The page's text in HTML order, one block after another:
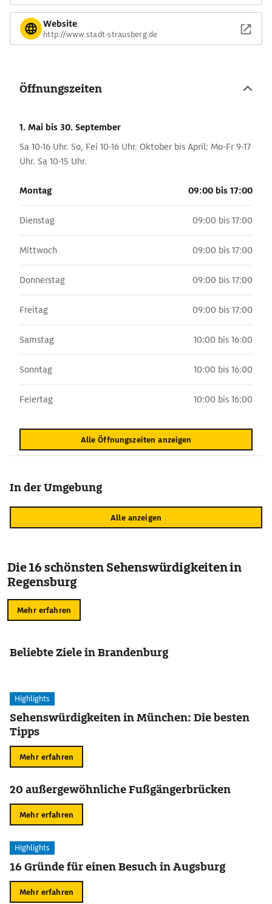
Website
http://www.stadt-strausberg.de
Öffnungszeiten
1. Mai bis 30. September
Sa 10-16 Uhr. So, Fei 10-16 Uhr. Oktober bis April: Mo-Fr 9-17
Uhr. Sa 10-15 Uhr.
Montag 09:00 bis 17:00
Dienstag 09:00 bis 17:00
Mittwoch 09:00 bis 17:00
Donnerstag 09:00 bis 17:00
Freitag 09:00 bis 17:00
Samstag 10:00 bis 16:00
Sonntag 10:00 bis 16:00
Feiertag 10:00 bis 16:00
Alle Öffnungszeiten anzeigen
In der Umgebung
Alle anzeigen
Die 16 schönsten Sehenswürdigkeiten in
Regensburg
Mehr erfahren
Beliebte Ziele in Brandenburg
Highlights
Sehenswürdigkeiten in München: Die besten
Tipps
Mehr erfahren
20 außergewöhnliche Fußgängerbrücken
Mehr erfahren
Highlights
16 Gründe für einen Besuch in Augsburg
Mehr erfahren